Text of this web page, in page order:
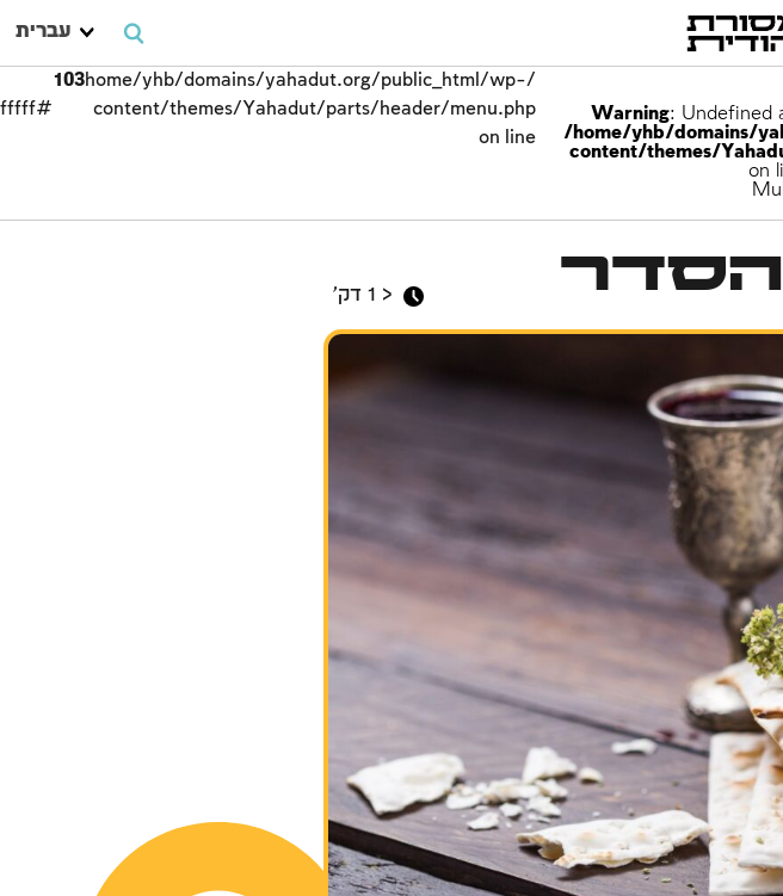
עברית
Warning: Undefined
/home/yhb/domains/
content/themes/
on
/home/yhb/domains/yahadut.org/public_html/wp-
content/themes/Yahadut/parts/header/menu.php
on line
103
#ffffff;">
הסדר < 1 דק'